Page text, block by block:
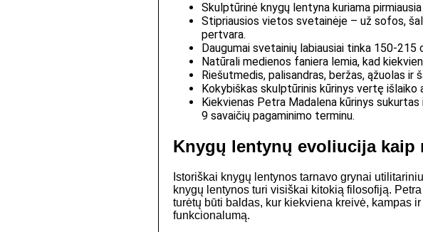
Skulptūrinė knygų lentyna kuriama
Stipriausios vietos svetainėje – už sofos,
pertvara.
Daugumai svetainių labiausiai tinka 150-215
Natūrali medienos faniera lemia, kad
Riešutmedis, palisandras, beržas, ąžuolas ir
Kokybiškas skulptūrinis kūrinys vertę
Kiekvienas Petra Madalena kūrinys
9 savaičių pagaminimo terminu.
Knygų lentynų evoliucija kaip
Istoriškai knygų lentynos tarnavo grynai
knygų lentynos turi visiškai kitokią filosofiją.
turėtų būti baldas, kur kiekviena kreivė, kampas
funkcionalumą.